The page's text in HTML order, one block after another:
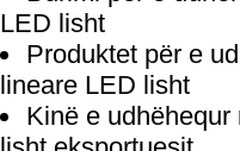
LED lisht
Produktet për e
lineare LED lisht
Kinë e